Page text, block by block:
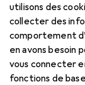
utilisons des
collecter des
comportement
en avons besoin
vous connecter
fonctions de
ProduitsForum